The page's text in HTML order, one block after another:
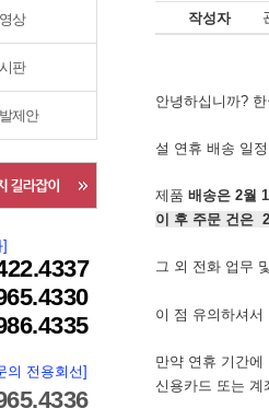
상
판
제안
의 전용회선]
작성자
안녕하십니까?
설 연휴 배송 일
제품배송은 2월
이 후 주문 건은
그 외 전화 업무
이 점 유의하셔
만약 연휴 기간
신용카드 또는